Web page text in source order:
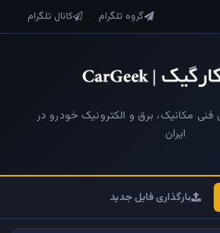
گروه تلگرام کانال تلگرام
فنی مکانیک، برق و الکترونیک خودرو در
ایران
بارگذاری فایل جدید